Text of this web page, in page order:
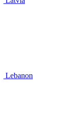
Lebanon